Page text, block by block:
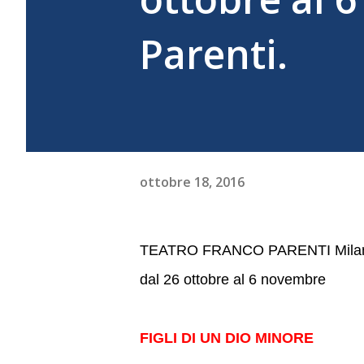
Parenti.
ottobre 18, 2016
TEATRO FRANCO PARENTI
dal 26 ottobre al 6 novembre
FIGLI DI UN DIO MINORE